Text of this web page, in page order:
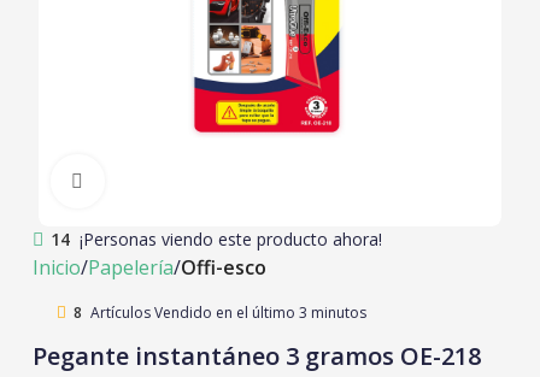
14 ¡Personas viendo este producto ahora!
Inicio Papelería Offi-esco
8 Artículos Vendido en el último 3 minutos
Pegante instantáneo 3 gramos OE-218